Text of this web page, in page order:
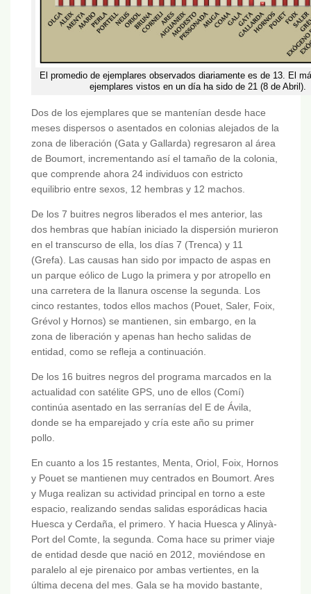
El promedio de ejemplares observados diariamente es de 13. El
ejemplares vistos en un día ha sido de 21 (8 de Abril).
Dos de los ejemplares que se mantenían desde hace
meses dispersos o asentados en colonias alejados de la
zona de liberación (Gata y Gallarda) regresaron al área
de Boumort, incrementando así el tamaño de la colonia,
que comprende ahora 24 individuos con estricto
equilibrio entre sexos, 12 hembras y 12 machos.
De los 7 buitres negros liberados el mes anterior, las
dos hembras que habían iniciado la dispersión murieron
en el transcurso de ella, los días 7 (Trenca) y 11
(Grefa). Las causas han sido por impacto de aspas en
un parque eólico de Lugo la primera y por atropello en
una carretera de la llanura oscense la segunda. Los
cinco restantes, todos ellos machos (Pouet, Saler, Foix,
Grévol y Hornos) se mantienen, sin embargo, en la
zona de liberación y apenas han hecho salidas de
entidad, como se refleja a continuación.
De los 16 buitres negros del programa marcados en la
actualidad con satélite GPS, uno de ellos (Comí)
continúa asentado en las serranías del E de Ávila,
donde se ha emparejado y cría este año su primer
pollo.
En cuanto a los 15 restantes, Menta, Oriol, Foix, Hornos
y Pouet se mantienen muy centrados en Boumort. Ares
y Muga realizan su actividad principal en torno a este
espacio, realizando sendas salidas esporádicas hacia
Huesca y Cerdaña, el primero. Y hacia Huesca y Alinyà-
Port del Comte, la segunda. Coma hace su primer viaje
de entidad desde que nació en 2012, moviéndose en
paralelo al eje pirenaico por ambas vertientes, en la
última decena del mes. Gala se ha movido bastante,